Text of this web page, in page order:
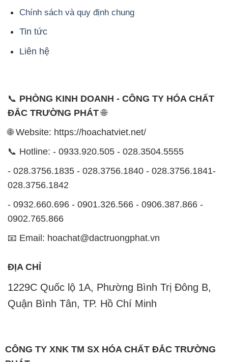
Công ty Hóa Chất Đắc Trường Phát, hoạt động dưới
đầu trong lĩnh vực kinh doanh và phân phối các loại
hóa chất công nghiệp đa dạng, nhằm đáp ứng nhu
mọi nhu cầu của khách hàng với tiêu chí hàng đầu.
Để đạt được mục tiêu này, chúng tôi cung cấp những
sản phẩm hóa chất chất lượng cao với giá thành hợp
doanh của chúng tôi. Chúng tôi luôn ý thức rằng mỗi
sản phẩm mà chúng tôi cung cấp cần phải đáp ứng
tiêu chuẩn chất lượng cao, đảm bảo sự hài lòng của
đối tác. Đồng thời, chúng tôi luôn đặt mức giá hợp lý,
nhằm tạo điều kiện cho sự phát triển và sự tồn tại
Công ty Hóa Chất Đắc Trường Phát có khả năng đáp
ứng đa dạng các nhu cầu về hóa chất cho tất cả các
ngành nghề và lĩnh vực sản xuất tại TP. Hồ Chí Minh.
Chúng tôi đặt sứ mệnh cung cấp và phân phối những
Đội ngũ nhân viên của chúng tôi là những chuyên gia